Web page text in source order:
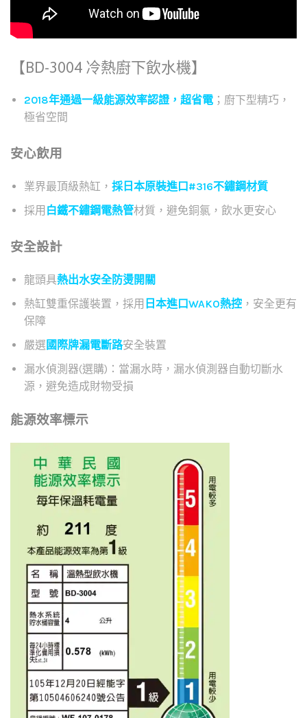
【BD-3004 冷熱廚下飲水機】
2018年通過一級能源效率認證，超省電 ；廚下型精巧，
極省空間
安心飲用
業界最頂級熱缸， 採日本原裝進口#316不鏽鋼材質
採用 白鐵不鏽鋼電熱管材質，避免銅氯，飲水更安心
安全設計
龍頭具熱出水安全防燙開關
熱缸雙重保護裝置，採用 日本進口WAKO熱控 ，安全更有
保障
嚴選 國際牌漏電斷路安全裝置
漏水偵測器(選購)：當漏水時，漏水偵測器自動切斷水
源，避免造成財物受損
能源效率標示